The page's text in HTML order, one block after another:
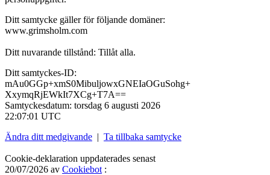
Ditt samtycke gäller för följande domäner:
www.grimsholm.com
Ditt nuvarande tillstånd: Tillåt alla.
Ditt samtyckes-ID:
mAu0GGp+xmS0MibuljowxGNEIaOGuSohg+
XxymqRjEWkIt7XCg+T7A==
Samtyckesdatum: torsdag 6 augusti 2026
22:07:01 UTC
Ändra ditt medgivande | Ta tillbaka samtycke
Cookie-deklaration uppdaterades senast
20/07/2026 av Cookiebot :